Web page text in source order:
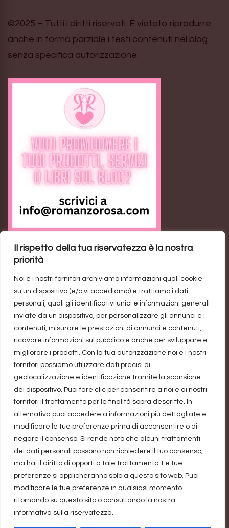
Il rispetto della tua riservatezza è la nostra
priorità
Noi e i nostri fornitori archiviamo informazioni quali cookie
su un dispositivo (e/o vi accediamo) e trattiamo i dati
personali, quali gli identificativi unici e informazioni generali
inviate da un dispositivo, per personalizzare gli annunci e i
contenuti, misurare le prestazioni di annunci e contenuti,
ricavare informazioni sul pubblico e anche per sviluppare e
migliorare i prodotti. Con la tua autorizzazione noi e i nostri
fornitori possiamo utilizzare dati precisi di
geolocalizzazione e identificazione tramite la scansione
del dispositivo. Puoi fare clic per consentire a noi e ai nostri
fornitori il trattamento per le finalità sopra descritte. In
alternativa puoi accedere a informazioni più dettagliate e
modificare le tue preferenze prima di acconsentire o di
negare il consenso. Si rende noto che alcuni trattamenti
dei dati personali possono non richiedere il tuo consenso,
ma hai il diritto di opporti a tale trattamento. Le tue
preferenze si applicheranno solo a questo sito web. Puoi
modificare le tue preferenze in qualsiasi momento
ritornando su questo sito o consultando la nostra
informativa sulla riservatezza.
©2025 – Tutti i diritti riservati. È vietato riprodurre
anche in forma parziale i testi contenuti nel blog
senza specifica autorizzazione.
Feed RSS
Ann the Loser: il romance contemporaneo sulla
rivincita personale
Trend di vendite del genere rosa: un’industria da un
miliardo di dollari
Precisazione
Il blog guadagna una piccolissima percentuale
sulle vendite realizzate attraverso i link. Non ci
diventiamo ricche, ma aiuta a pagare le spese di
registrazione dominio e spazio hosting. Quindi
grazie a chi li utilizzerà, sostenendoci.